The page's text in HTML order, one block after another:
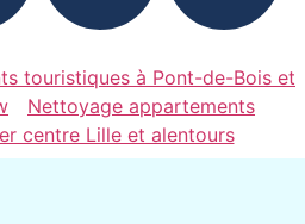
touristiques à Pont-de-Bois et
Nettoyage appartements
centre Lille et alentours